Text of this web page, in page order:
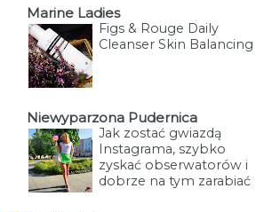
Marine Ladies
Figs & Rouge Daily
Cleanser Skin Balancing
Niewyparzona Pudernica
Jak zostać gwiazdą
Instagrama, szybko
zyskać obserwatorów i
dobrze na tym zarabiać